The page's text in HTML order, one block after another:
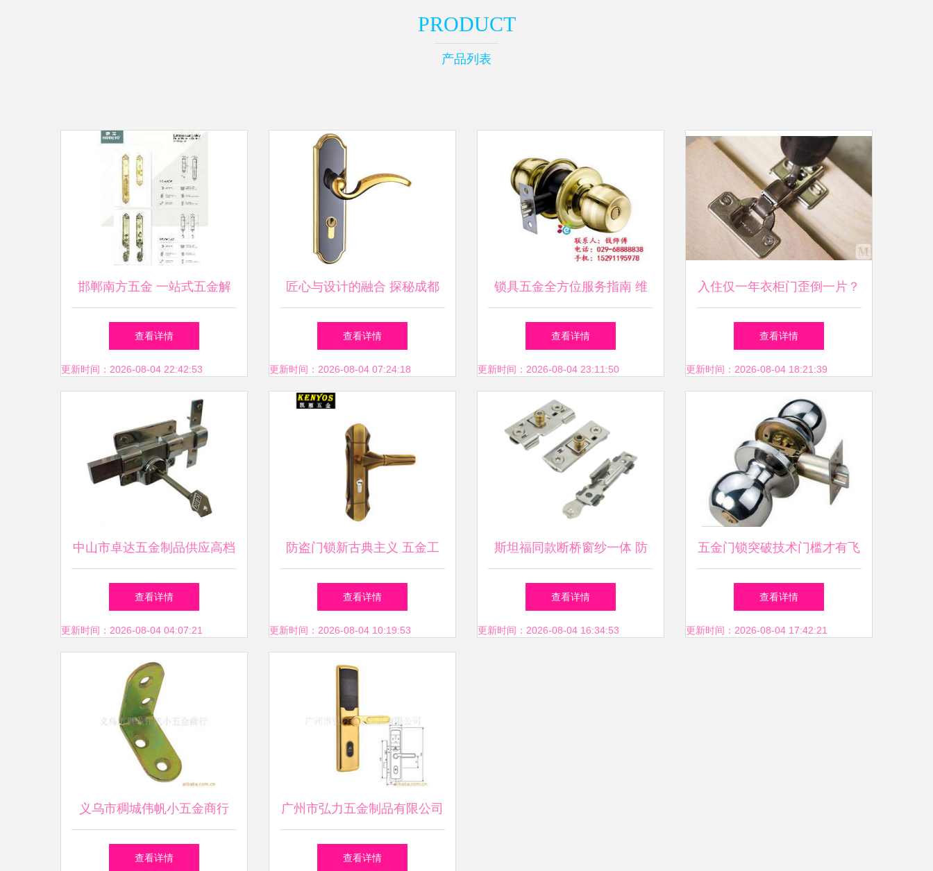
PRODUCT
产品列表
邯郸南方五金 一站式五金解
决方案，打造家居品质与安全
查看详情
更新时间：2026-08-04 22:42:53
匠心与设计的融合 探秘成都
建信五金德尔纳室内门锁系列
查看详情
更新时间：2026-08-04 07:24:18
锁具五金全方位服务指南 维
修、安装与销售优惠解析
查看详情
更新时间：2026-08-04 23:11:50
入住仅一年衣柜门歪倒一片？
问题根源在于锁具五金配件选
择不当
查看详情
更新时间：2026-08-04 18:21:39
中山市卓达五金制品供应高档
十字舌锁CRL01 CP详情
查看详情
更新时间：2026-08-04 04:07:21
防盗门锁新古典主义 五金工
具的艺术与实用交融
查看详情
更新时间：2026-08-04 10:19:53
斯坦福同款断桥窗纱一体 防
撬防盗五金锁具四件套，守护
家居安全新标杆
查看详情
更新时间：2026-08-04 16:34:53
五金门锁突破技术门槛才有飞
跃
查看详情
更新时间：2026-08-04 17:42:21
义乌市稠城伟帆小五金商行
门窗五金产品全览之锁具五金
查看详情
广州市弘力五金制品有限公司
匠心铸就锁具五金新典范
查看详情